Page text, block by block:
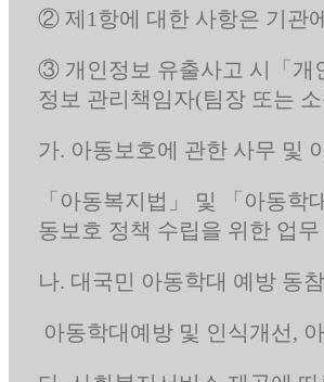
② 제1항에 대한 사항은 기관
③ 개인정보 유출사고 시「개
정보 관리책임자(팀장 또는
가. 아동보호에 관한 사무 및
「아동복지법」 및 「아동
동보호 정책 수립을 위한 업무
나. 대국민 아동학대 예방 동
아동학대예방 및 인식개선,